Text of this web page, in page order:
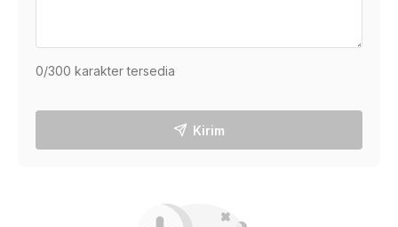
0/300 karakter tersedia
Kirim